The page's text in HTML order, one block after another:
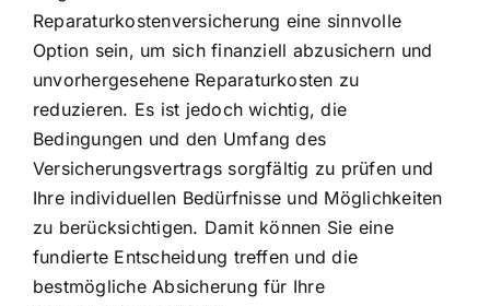
Reparaturkostenversicherung eine sinnvolle
Option sein, um sich finanziell abzusichern und
unvorhergesehene Reparaturkosten zu
reduzieren. Es ist jedoch wichtig, die
Bedingungen und den Umfang des
Versicherungsvertrags sorgfältig zu prüfen und
Ihre individuellen Bedürfnisse und Möglichkeiten
zu berücksichtigen. Damit können Sie eine
fundierte Entscheidung treffen und die
bestmögliche Absicherung für Ihre